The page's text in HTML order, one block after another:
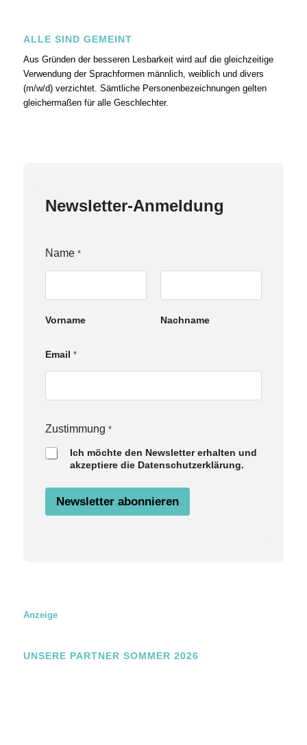
ALLE SIND GEMEINT
Aus Gründen der besseren Lesbarkeit wird auf die gleichzeitige
Verwendung der Sprachformen männlich, weiblich und divers
(m/w/d) verzichtet. Sämtliche Personenbezeichnungen gelten
gleichermaßen für alle Geschlechter.
Newsletter-Anmeldung
Name *
Vorname Nachname
Z
m
a
e
Email *
Zustimmung *
Ich möchte den Newsletter erhalten und
akzeptiere die Datenschutzerklärung.
Newsletter abonnieren
Anzeige
UNSERE PARTNER SOMMER 2026